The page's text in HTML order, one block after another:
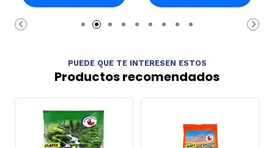
Carro Carro
PUEDE QUE TE INTERESEN ESTOS
Productos recomendados